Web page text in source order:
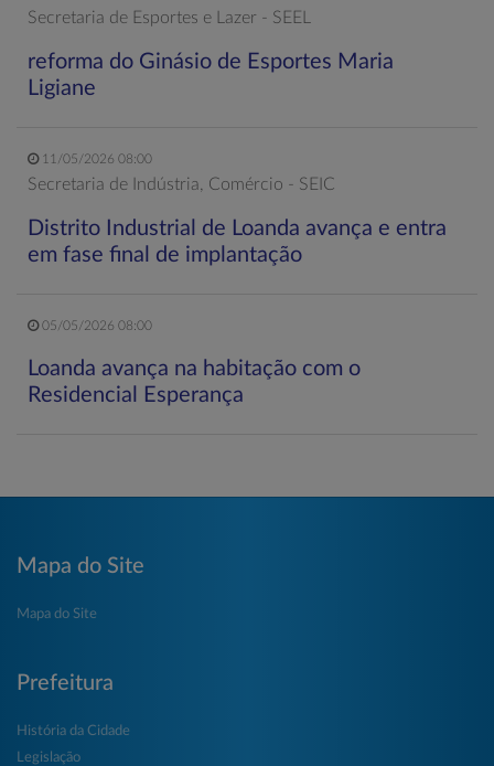
Secretaria de Esportes e Lazer - SEEL
reforma do Ginásio de Esportes Maria
Ligiane
11/05/2026 08:00
Secretaria de Indústria, Comércio - SEIC
Distrito Industrial de Loanda avança e entra
em fase final de implantação
05/05/2026 08:00
Loanda avança na habitação com o
Residencial Esperança
Mapa do Site
Mapa do Site
Prefeitura
História da Cidade
Legislação